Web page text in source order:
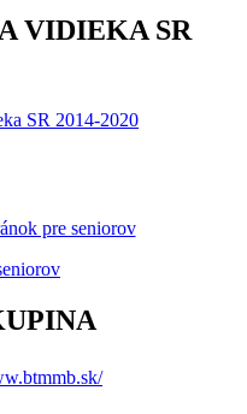
VIDIEKA SR
pre seniorov